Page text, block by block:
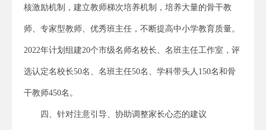
核激励机制，建立教师梯次培养机制，培养大量的骨干教
师、专家型教师、优秀班主任，不断提高中小学教育质量。
2022年计划组建20个市级名师名校长、名班主任工作室，评
选认定名校长50名、名班主任50名、学科带头人150名和骨
干教师450名。
四、针对注意引导、协助调整家长心态的建议